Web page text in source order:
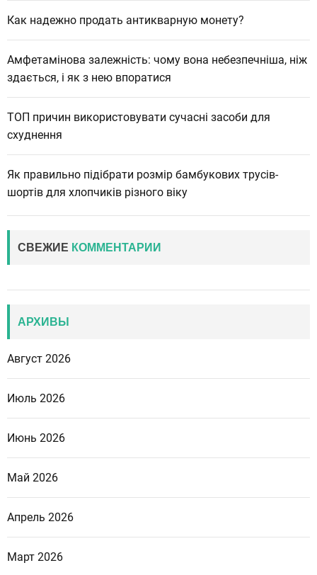
Как надежно продать антикварную монету?
Амфетамінова залежність: чому вона небезпечніша, ніж
здається, і як з нею впоратися
ТОП причин використовувати сучасні засоби для
схуднення
Як правильно підібрати розмір бамбукових трусів-
шортів для хлопчиків різного віку
СВЕЖИЕ КОММЕНТАРИИ
АРХИВЫ
Август 2026
Июль 2026
Июнь 2026
Май 2026
Апрель 2026
Март 2026